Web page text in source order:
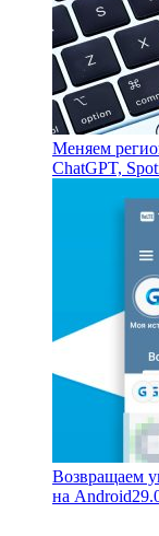
Меняем
ChatGPT,
Возвращаем
на Android